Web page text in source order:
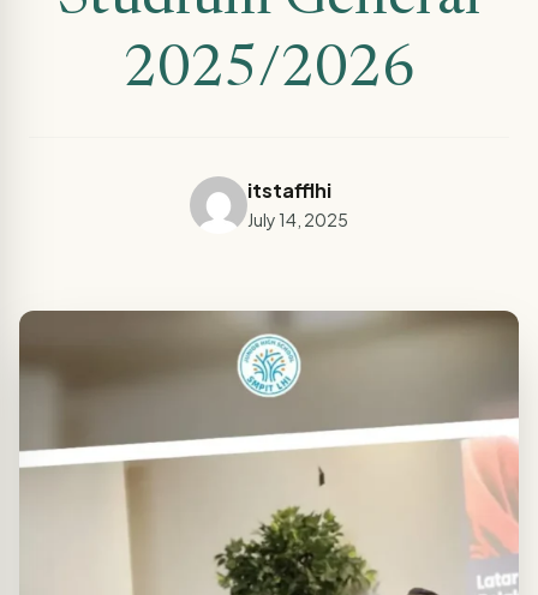
2025/2026
itstafflhi
July 14, 2025